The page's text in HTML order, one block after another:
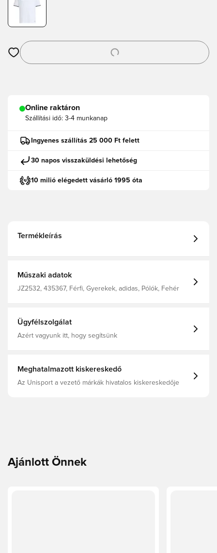
Megnyit egy modált a bejelentkezéshez vagy a tagként való
Online raktáron
Szállítási idő: 3-4 munkanap
Ingyenes szállítás 25 000 Ft felett
30 napos visszaküldési lehetőség
10 milió elégedett vásárló 1995 óta
Termékleírás
Műszaki adatok
JZ2532, 435367, Férfi, Gyerekek, adidas, Pólók, Fehér
Ügyfélszolgálat
Azért vagyunk itt, hogy segítsünk
Meghatalmazott kiskereskedő
Az Unisport a vezető márkák hivatalos kiskereskedője
Ajánlott Önnek